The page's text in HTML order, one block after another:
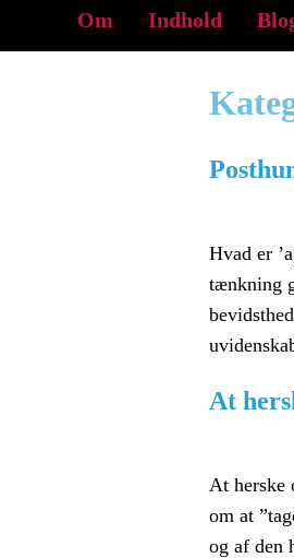
Om Indhold
Hvad er
tænkning
At
At herske
om at
og af den